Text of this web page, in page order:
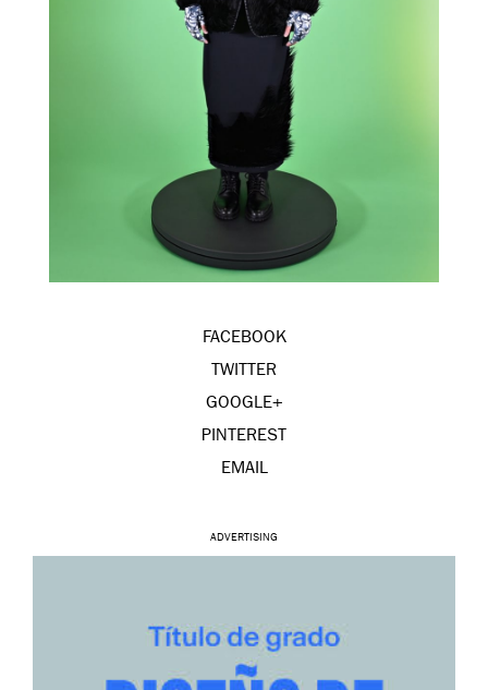
FACEBOOK
TWITTER
GOOGLE+
PINTEREST
EMAIL
ADVERTISING